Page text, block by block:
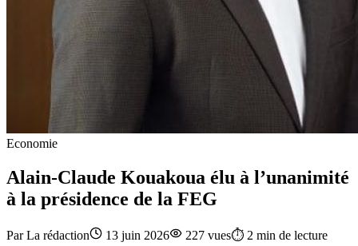
Economie
Alain-Claude Kouakoua élu à l’unanimité
à la présidence de la FEG
ParLa rédaction 13 juin 2026 227 vues⏱️ 2 min de lecture